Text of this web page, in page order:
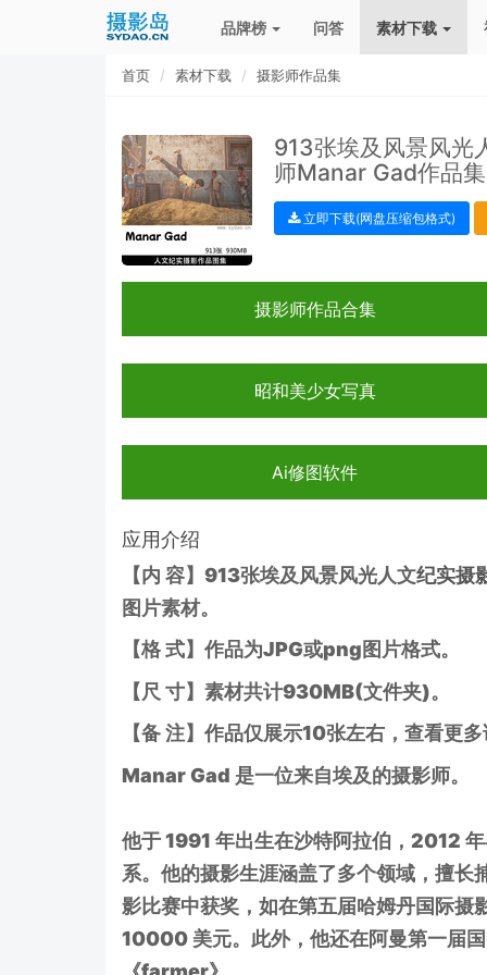
品牌榜 问答 素材下载
首页 素材下载 摄影师作品集
913张埃及风景风光
师Manar Gad作品
立即下载(网盘压缩包格式)
摄影师作品合集
昭和美少女写真
Ai修图软件
应用介绍
【内 容】913张埃及风景风光人文纪实摄
图片素材。
【格 式】作品为JPG或png图片格式。
【尺 寸】素材共计930MB(文件夹)。
【备 注】作品仅展示10张左右，查看更
Manar Gad 是一位来自埃及的摄影师。
他于 1991 年出生在沙特阿拉伯，2012
系。他的摄影生涯涵盖了多个领域，擅长
影比赛中获奖，如在第五届哈姆丹国际摄
10000 美元。此外，他还在阿曼第一届